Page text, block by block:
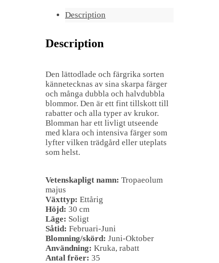
Description
Description
Den lättodlade och färgrika sorten
kännetecknas av sina skarpa färger
och många dubbla och halvdubbla
blommor. Den är ett fint tillskott till
rabatter och alla typer av krukor.
Blomman har ett livligt utseende
med klara och intensiva färger som
lyfter vilken trädgård eller uteplats
som helst.
Vetenskapligt namn: Tropaeolum
majus
Växttyp: Ettårig
Höjd: 30 cm
Läge: Soligt
Såtid: Februari-Juni
Blomning/skörd: Juni-Oktober
Användning: Kruka, rabatt
Antal fröer: 35